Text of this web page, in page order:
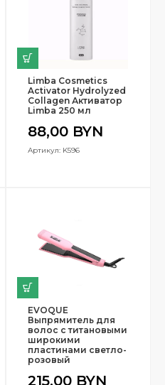
Limba Cosmetics
Activator Hydrolyzed
Collagen Активатор
Limba 250 мл
88,00 BYN
Артикул: K596
EVOQUE
Выпрямитель для
волос с титановыми
широкими
пластинами светло-
розовый
215,00 BYN